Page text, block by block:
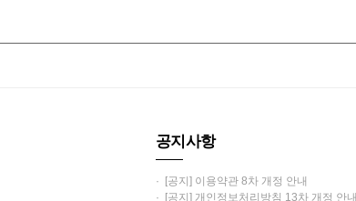
공지사항
· [공지] 이용약관 8차 개정 안내
· [공지] 개인정보처리방침 13차 개정 안내